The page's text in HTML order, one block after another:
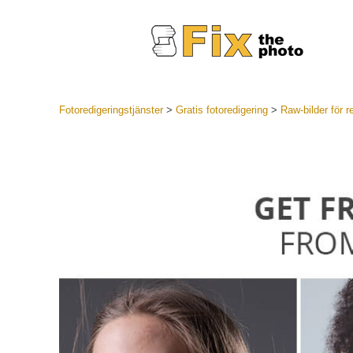
Mobila
Fotoredigeringstjänster> Gratis fotoredigering> Raw-bilder för